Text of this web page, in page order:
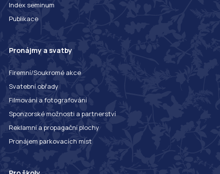
Index seminum
Publikace
Pronájmy a svatby
Firemní/Soukromé akce
Svatební obřady
Filmování a fotografování
Sponzorské možnosti a partnerství
Reklamní a propagační plochy
Pronájem parkovacích míst